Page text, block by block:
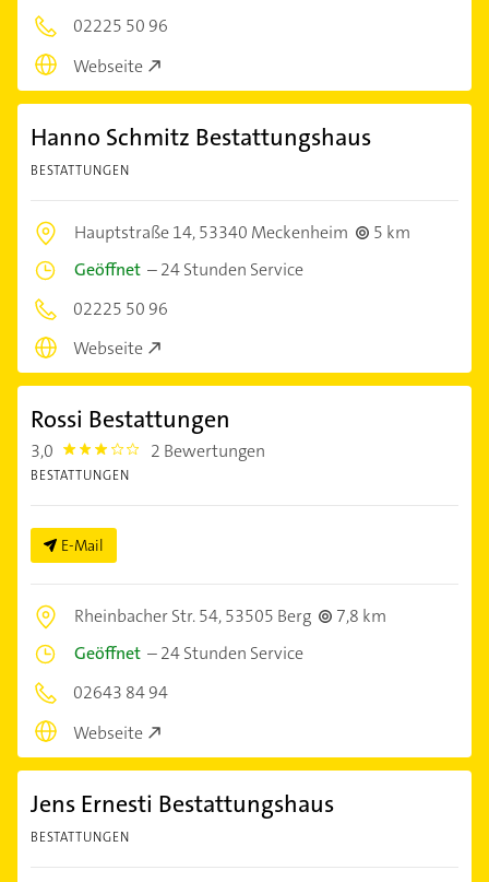
02225 50 96
Webseite
Hanno Schmitz Bestattungshaus
BESTATTUNGEN
Hauptstraße 14,53340 Meckenheim
5 km
Geöffnet –24 Stunden Service
02225 50 96
Webseite
Rossi Bestattungen
3,0 3.0 2 Bewertungen
BESTATTUNGEN
E-Mail
Rheinbacher Str. 54,53505 Berg
7,8 km
Geöffnet –24 Stunden Service
02643 84 94
Webseite
Jens Ernesti Bestattungshaus
BESTATTUNGEN